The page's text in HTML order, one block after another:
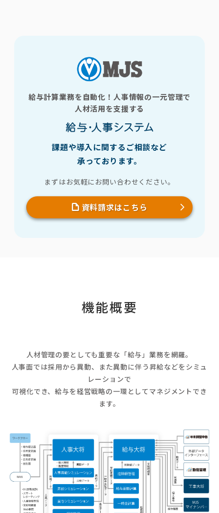
給与計算業務を自動化！人事情報の一元管理で
人材活用を支援する
課題や導入に関するご相談など
承っております。
まずはお気軽にお問い合わせください。
資料請求はこちら
機能概要
人材管理の要としても重要な「給与」業務を網羅。
人事面では採用から異動、また異動に伴う昇給などをシミュ
レーションで
可視化でき、給与を経営戦略の一環としてマネジメントでき
ます。